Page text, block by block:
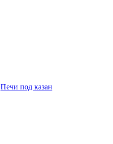
Печи под казан